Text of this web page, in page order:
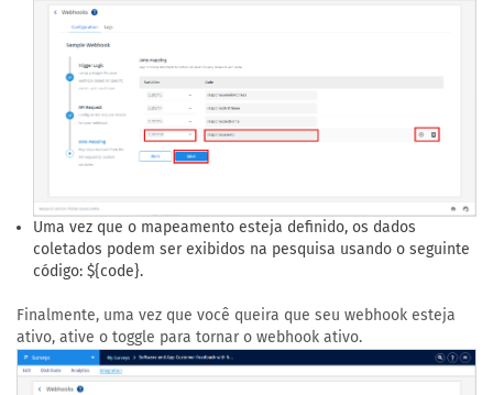
Uma vez que o mapeamento esteja definido, os dados
coletados podem ser exibidos na pesquisa usando o seguinte
código: ${code}.
Finalmente, uma vez que você queira que seu webhook esteja
ativo, ative o toggle para tornar o webhook ativo.